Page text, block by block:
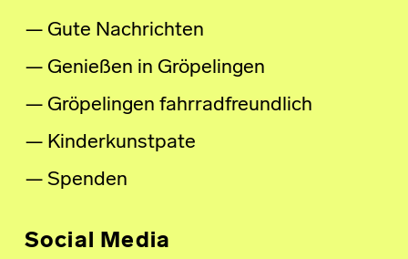
Gute Nachrichten
Genießen in Gröpelingen
Gröpelingen fahrradfreundlich
Kinderkunstpate
Spenden
Social Media